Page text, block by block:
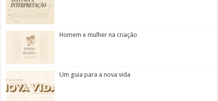
Homem e mulher na criação
Um guia para a nova vida